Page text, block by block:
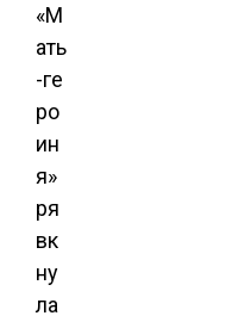
«М
ать
-ге
ро
ин
я»
ря
вк
ну
ла